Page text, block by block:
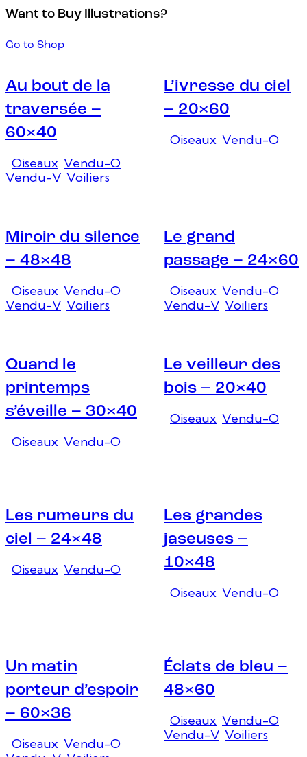
Want to Buy Illustrations?
Go to Shop
Au bout de la
traversée –
60×40
Oiseaux Vendu-O
Vendu-V Voiliers
L’ivresse du ciel
– 20×60
Oiseaux Vendu-O
Miroir du silence
– 48×48
Oiseaux Vendu-O
Vendu-V Voiliers
Le grand
passage – 24×60
Oiseaux Vendu-O
Vendu-V Voiliers
Quand le
printemps
s’éveille – 30×40
Oiseaux Vendu-O
Le veilleur des
bois – 20×40
Oiseaux Vendu-O
Les rumeurs du
ciel – 24×48
Oiseaux Vendu-O
Les grandes
jaseuses –
10×48
Oiseaux Vendu-O
Un matin
porteur d’espoir
– 60×36
Oiseaux Vendu-O
Éclats de bleu –
48×60
Oiseaux Vendu-O
Vendu-V Voiliers